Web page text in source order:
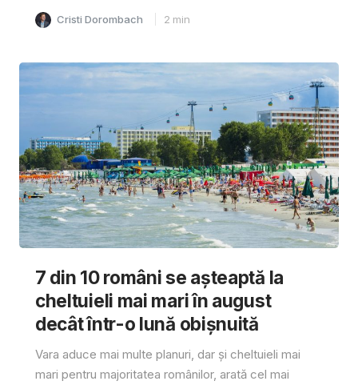
Cristi Dorombach 2 min
7 din 10 români se așteaptă la
cheltuieli mai mari în august
decât într-o lună obișnuită
Vara aduce mai multe planuri, dar și cheltuieli mai
mari pentru majoritatea românilor, arată cel mai